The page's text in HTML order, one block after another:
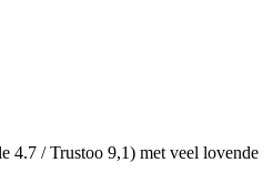
4.7 / Trustoo 9,1) met veel lovende